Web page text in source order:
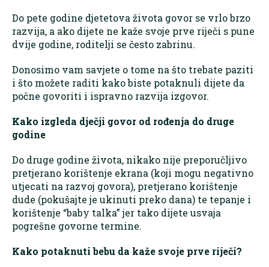
Do pete godine djetetova života govor se vrlo brzo
razvija, a ako dijete ne kaže svoje prve riječi s pune
dvije godine, roditelji se često zabrinu.
Donosimo vam savjete o tome na što trebate paziti
i što možete raditi kako biste potaknuli dijete da
počne govoriti i ispravno razvija izgovor.
Kako izgleda dječji govor od rođenja do druge
godine
Do druge godine života, nikako nije preporučljivo
pretjerano korištenje ekrana (koji mogu negativno
utjecati na razvoj govora), pretjerano korištenje
dude (pokušajte je ukinuti preko dana) te tepanje i
korištenje “baby talka” jer tako dijete usvaja
pogrešne govorne termine.
Kako potaknuti bebu da kaže svoje prve riječi?